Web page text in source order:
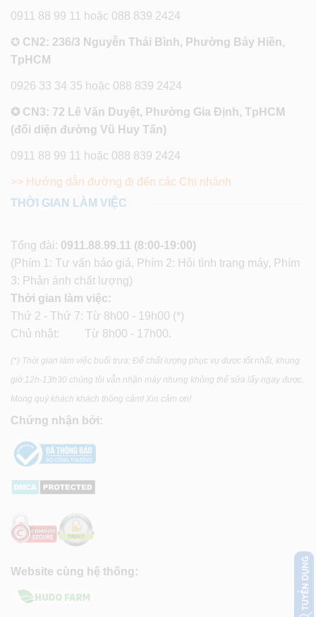
0911 88 99 11 hoặc 088 839 2424
✪ CN2: 236/3 Nguyễn Thái Bình, Phường Bảy Hiền,
TpHCM
0926 33 34 35 hoặc 088 839 2424
✪ CN3: 72 Lê Văn Duyệt, Phường Gia Định, TpHCM
(đối diện đường Vũ Huy Tấn)
0911 88 99 11 hoặc 088 839 2424
>> Hướng dẫn đường đi đến các Chi nhánh
THỜI GIAN LÀM VIỆC
Tổng đài: 0911.88.99.11 (8:00-19:00)
(Phím 1: Tư vấn báo giá, Phím 2: Hỏi tình trạng máy, Phím
3: Phản ánh chất lượng)
Thời gian làm việc:
Thứ 2 - Thứ 7: Từ 8h00 - 19h00 (*)
Chủ nhật: Từ 8h00 - 17h00.
(*) Thời gian làm việc buổi trưa: Để chất lượng phục vụ được tốt nhất, khung
giờ 12h-13h30 chúng tôi vẫn nhận máy nhưng không thể sửa lấy ngay được.
Mong quý khách khách thông cảm! Xin cảm ơn!
Chứng nhận bởi:
Website cùng hệ thống: